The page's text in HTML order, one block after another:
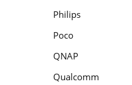
Philips
Poco
QNAP
Qualcomm